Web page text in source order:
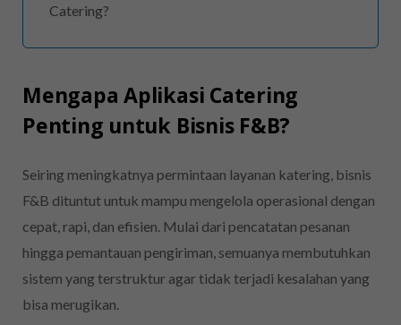
Catering?
Mengapa Aplikasi Catering
Penting untuk Bisnis F&B?
Seiring meningkatnya permintaan layanan katering, bisnis
F&B dituntut untuk mampu mengelola operasional dengan
cepat, rapi, dan efisien. Mulai dari pencatatan pesanan
hingga pemantauan pengiriman, semuanya membutuhkan
sistem yang terstruktur agar tidak terjadi kesalahan yang
bisa merugikan.